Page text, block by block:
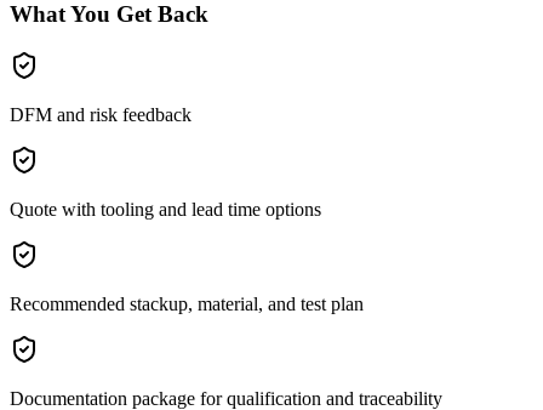
What You Get Back
DFM and risk feedback
Quote with tooling and lead time options
Recommended stackup, material, and test plan
Documentation package for qualification and traceability